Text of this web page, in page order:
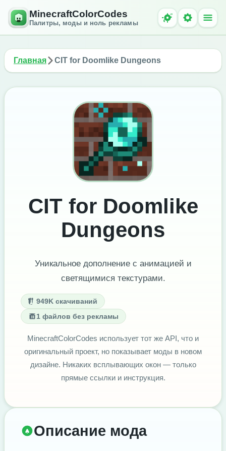
MinecraftColorCodes
Палитры, моды и ноль рекламы
Главная CIT for Doomlike Dungeons
CIT for Doomlike
Dungeons
Уникальное дополнение с анимацией и
светящимися текстурами.
949K скачиваний
1 файлов без рекламы
MinecraftColorCodes использует тот же API, что и
оригинальный проект, но показывает моды в новом
дизайне. Никаких всплывающих окон — только
прямые ссылки и инструкция.
Описание мода